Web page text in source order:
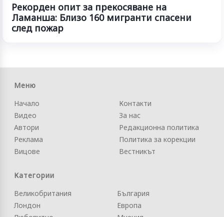
Рекорден опит за прекосяване на
Ламанша: Близо 160 мигранти спасени
след пожар
Меню
Начало
Видео
Автори
Реклама
Вицове
Контакти
За нас
Редакционна политика
Политика за корекции
Вестникът
Категории
Великобритания
Лондон
България
Европа